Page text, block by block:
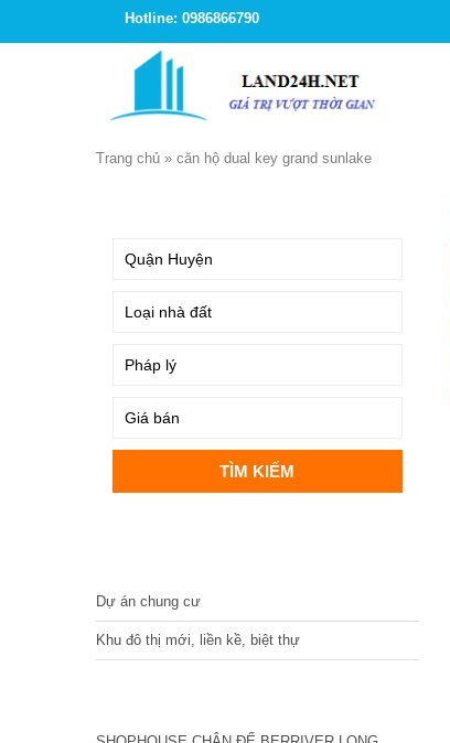
Hotline: 0986866790
Trang chủ » căn hộ dual key grand sunlake
Dự án chung cư
Khu đô thị mới, liền kề, biệt thự